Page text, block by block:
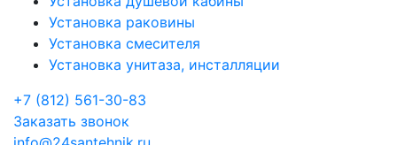
Установка раковины
Установка смесителя
Установка унитаза, инсталляции
+7 (812) 561-30-83
Заказать звонок